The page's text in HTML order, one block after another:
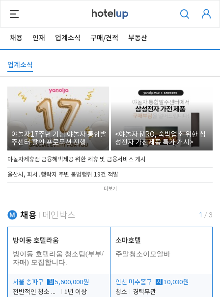
채용 인재 업계소식 구매/견적 부동산
업계소식
야놀자17주년 기념 야놀자 통합발
주센터 할인 프로모션 진행
<야놀자 MRO, 숙박업소 위한 삼
성전자 가전제품 특가 개시>
야놀자제휴점 금융혜택제공 위한 제휴 및 금융서비스 게시
울산시, 피서․행락지 주변 불법행위 19건 적발
더보기
채용 메인박스 1 / 3
방이동 호텔라움
방이동 호텔라움 청소팀(부부/
자매) 모집합니다.
서울 송파구 월 5,600,000원
전반적인 청소 업무(객실청소.객실정리)
1년 이상
소마호텔
주말청소이모알바
인천 미추홀구 시
10,030원
청소
경력무관